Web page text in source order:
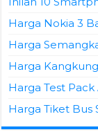
Harga Nokia 3
Harga
Harga
Harga Test
Harga Tiket Bus